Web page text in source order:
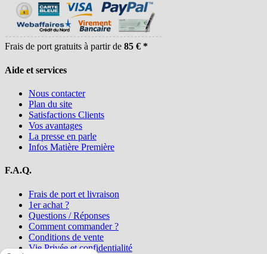
Frais de port gratuits à partir de 85 € *
Aide et services
Nous contacter
Plan du site
Satisfactions Clients
Vos avantages
La presse en parle
Infos Matière Première
F.A.Q.
Frais de port et livraison
1er achat ?
Questions / Réponses
Comment commander ?
Conditions de vente
Vie Privée et confidentialité